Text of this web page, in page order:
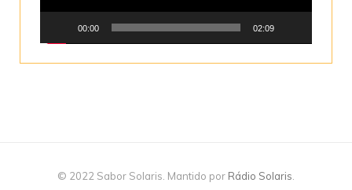
00:00 02:09
© 2022 Sabor Solaris. Mantido por Rádio Solaris.